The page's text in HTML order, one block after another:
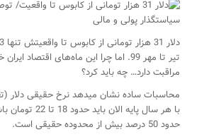
تیر تا مهر 99. اما چرا این ماه‌های اقتصاد
مراقبت دارد… چه باید کرد؟
محاسبات ساده نشان میدهد نرخ حقیقی دلار
با هر سال پایه
حدود 50 درصد بیش از محدوده حقیقی است.